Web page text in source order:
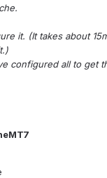
it. (It takes about
configured all to get